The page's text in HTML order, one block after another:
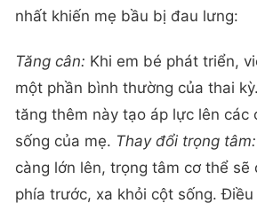
nhất khiến mẹ bầu bị đau lưng:
Tăng cân: Khi em bé phát triển,
một phần bình thường của thai
tăng thêm này tạo áp lực lên các
sống của mẹ. Thay đổi trọng tâm:
càng lớn lên, trọng tâm cơ thể sẽ
phía trước, xa khỏi cột sống.